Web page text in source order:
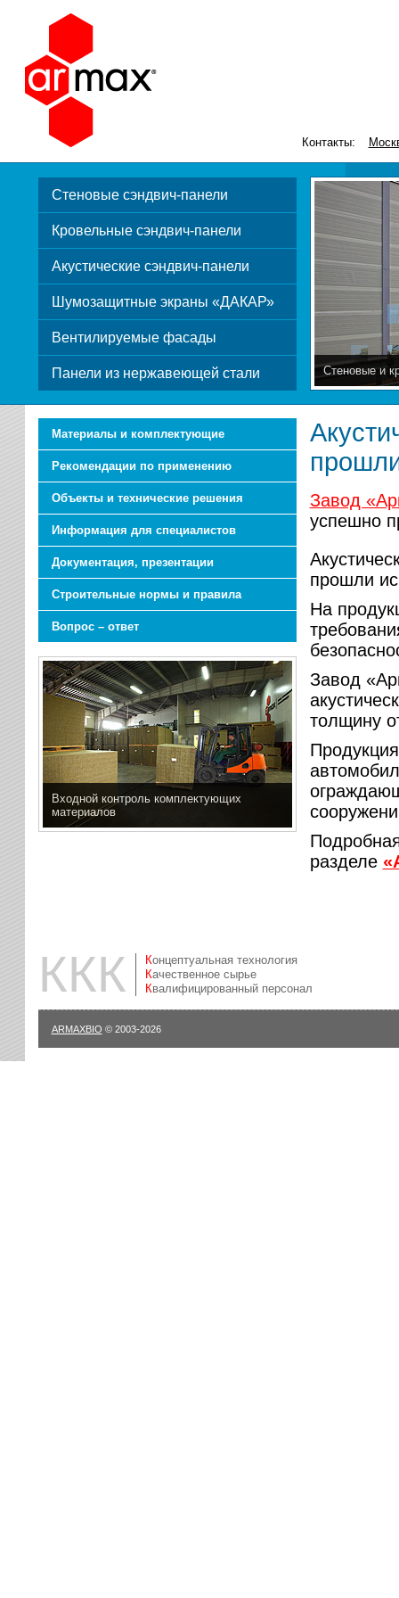
Контакты:
Стеновые сэндвич-панели
Кровельные сэндвич-панели
Акустические сэндвич-панели
Шумозащитные экраны «ДАКАР»
Вентилируемые фасады
Панели из нержавеющей стали Стеновые и
Материалы и комплектующие
Рекомендации по применению
Объекты и технические решения
Информация для специалистов
Документация, презентации
Строительные нормы и правила
Вопрос – ответ
Входной контроль комплектующих
материалов
Завод
успешно
прошли
На
Завод
толщину
разделе
ККК
Концептуальная технология
Качественное сырье
Квалифицированный персонал
ARMAXBIO © 2003-2026